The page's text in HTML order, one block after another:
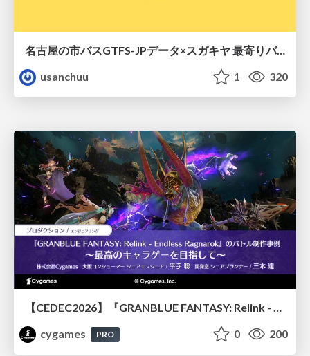
名古屋の市バスGTFS-JPデータ×スガキヤ 最寄りバス停検索をAmazon ElastiCache Serverless for Valkeyで最適化する
usanchuu
1 320
【CEDEC2026】『GRANBLUE FANTASY: Relink - Endless Ragnarok』のバトル制作事例 ～最高のキャラゲーを目指して～
cygames
PRO 0 200